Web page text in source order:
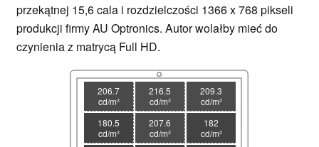
przekątnej 15,6 cala i rozdzielczości 1366 x 768 pikseli
produkcji firmy AU Optronics. Autor wolałby mieć do
czynienia z matrycą Full HD.
206.7
cd/m²
216.5
cd/m²
209.3
cd/m²
180.5
cd/m²
207.6
cd/m²
182
cd/m²